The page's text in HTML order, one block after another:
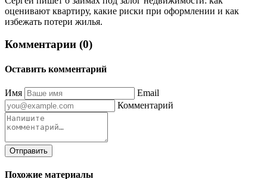
оценивают квартиру, какие риски при оформлении и как
избежать потери жилья.
Комментарии (0)
Оставить комментарий
Имя
Email
Комментарий
Отправить
Похожие материалы